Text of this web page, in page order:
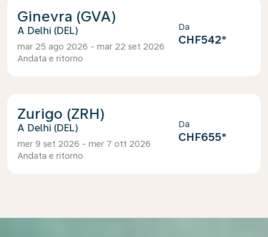
Ginevra (GVA)
Delhi (DEL)
mar 25 ago 2026 - mar 22 set 2026
Andata e ritorno
Da
CHF542*
Zurigo (ZRH)
Delhi (DEL)
mer 9 set 2026 - mer 7 ott 2026
Andata e ritorno
Da
CHF655*